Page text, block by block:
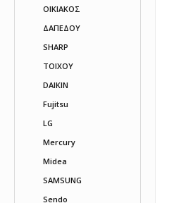
ΟΙΚΙΑΚΟΣ
ΔΑΠΕΔΟΥ
SHARP
ΤΟΙΧΟΥ
DAIKIN
Fujitsu
LG
Mercury
Midea
SAMSUNG
Sendo